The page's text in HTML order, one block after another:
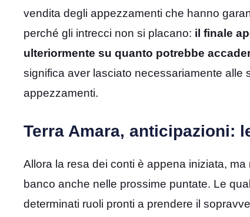
vendita degli appezzamenti che hanno
perché gli intrecci non si placano: il finale
ulteriormente su quanto potrebbe
significa aver lasciato necessariamente alle
appezzamenti.
Terra Amara, anticipazioni:
Allora la resa dei conti è appena iniziata,
banco anche nelle prossime puntate. Le
determinati ruoli pronti a prendere il